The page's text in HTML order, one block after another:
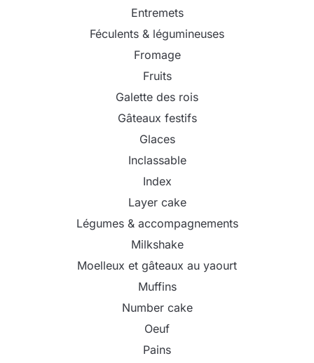
Entremets
Féculents & légumineuses
Fromage
Fruits
Galette des rois
Gâteaux festifs
Glaces
Inclassable
Index
Layer cake
Légumes & accompagnements
Milkshake
Moelleux et gâteaux au yaourt
Muffins
Number cake
Oeuf
Pains